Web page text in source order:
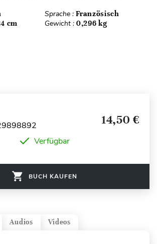
Sprache : Französisch
cm Gewicht : 0,296 kg
14,50 €
Verfügbar
BUCH KAUFEN
Videos
Audios